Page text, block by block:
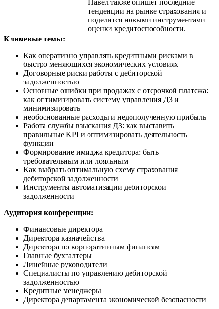
Павел также опишет последние
тенденции на рынке страхования и
поделится новыми инструментами
оценки кредитоспособности.
Ключевые темы:
Как оперативно управлять кредитными рисками в
быстро меняющихся экономических условиях
Договорные риски работы с дебиторской
задолженностью
Основные ошибки при продажах с отсрочкой платежа:
как оптимизировать систему управления ДЗ и
минимизировать
необоснованные расходы и недополученную прибыль
Работа службы взыскания ДЗ: как выставить
правильные KPI и оптимизировать деятельность
функции
Формирование имиджа кредитора: быть
требовательным или лояльным
Как выбрать оптимальную схему страхования
дебиторской задолженности
Инструменты автоматизации дебиторской
задолженности
Аудитория конференции:
Финансовые директора
Директора казначейства
Директора по корпоративным финансам
Главные бухгалтеры
Линейные руководители
Специалисты по управлению дебиторской
задолженностью
Кредитные менеджеры
Директора департамента экономической безопасности